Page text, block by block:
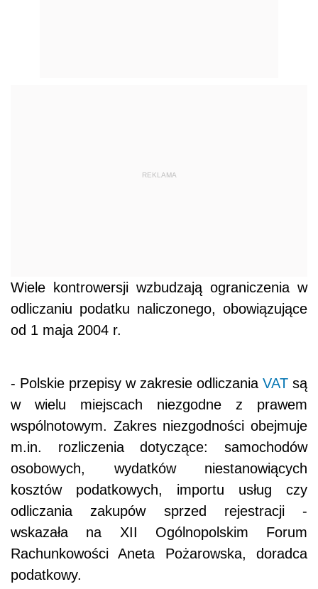
REKLAMA
Wiele kontrowersji wzbudzają ograniczenia w
odliczaniu podatku naliczonego, obowiązujące
od 1 maja 2004 r.
- Polskie przepisy w zakresie odliczania VAT są
w wielu miejscach niezgodne z prawem
wspólnotowym. Zakres niezgodności obejmuje
m.in. rozliczenia dotyczące: samochodów
osobowych, wydatków niestanowiących
kosztów podatkowych, importu usług czy
odliczania zakupów sprzed rejestracji -
wskazała na XII Ogólnopolskim Forum
Rachunkowości Aneta Pożarowska, doradca
podatkowy.